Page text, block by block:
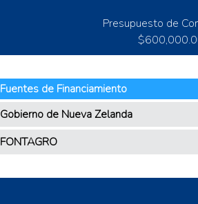
Presupuesto de
Fuentes de Financiamiento
Gobierno de Nueva Zelanda
FONTAGRO